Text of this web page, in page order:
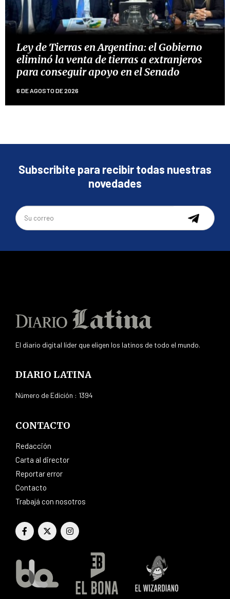
Ley de Tierras en Argentina: el Gobierno
eliminó la venta de tierras a extranjeros
para conseguir apoyo en el Senado
6 DE AGOSTO DE 2026
Subscribite para recibir todas nuestras
novedades
El diario digital líder que eligen los latinos de todo el mundo.
DIARIO LATINA
Número de Edición : 1394
CONTACTO
Redacción
Carta al director
Reportar error
Contacto
Trabajá con nosotros